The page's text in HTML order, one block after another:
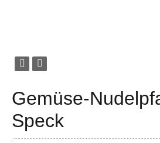
Gemüse-
Speck